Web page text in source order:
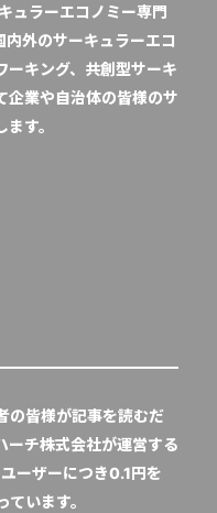
ラーエコノミー専門
内外のサーキュラーエコ
ーキング、共創型サーキ
企業や自治体の皆様のサ
す。
皆様が記事を読むだ
ーチ株式会社が運営する
ーザーにつき0.1円を
います。